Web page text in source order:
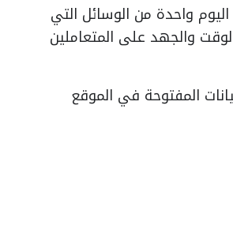
واحدة من الوسائل التي
والجهد على المتعاملين
المفتوحة في الموقع